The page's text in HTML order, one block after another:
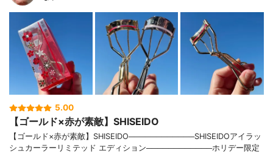
5.00
【ゴールド×赤が素敵】SHISEIDO
【ゴールド×赤が素敵】SHISEIDO────────────SHISEIDOアイラッ
シュカーラーリミテッド エディション────────────ホリデー限定